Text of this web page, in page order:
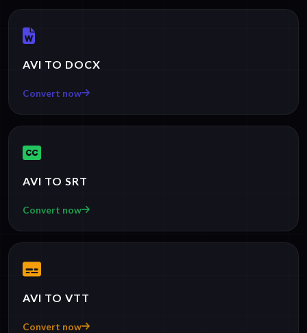
AVI TO DOCX
Convert now
AVI TO SRT
Convert now
AVI TO VTT
Convert now